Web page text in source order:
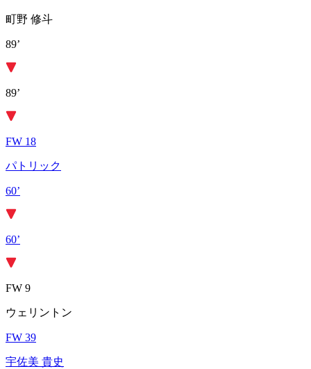
町野 修斗
89’
89’
FW 18
パトリック
60’
60’
FW 9
ウェリントン
FW 39
宇佐美 貴史